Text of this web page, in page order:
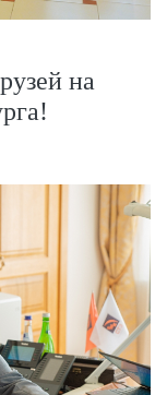
на